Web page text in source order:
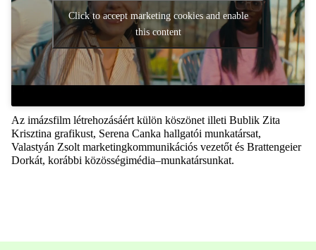
Click to accept marketing cookies and enable
this content
Az imázsfilm létrehozásáért külön köszönet illeti Bublik Zita
Krisztina grafikust, Serena Canka hallgatói munkatársat,
Valastyán Zsolt marketingkommunikációs vezetőt és Brattengeier
Dorkát, korábbi közösségimédia–munkatársunkat.